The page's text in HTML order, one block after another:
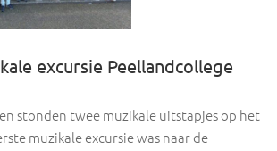
excursie Peellandcollege
stonden twee muzikale uitstapjes op het
muzikale excursie was naar de